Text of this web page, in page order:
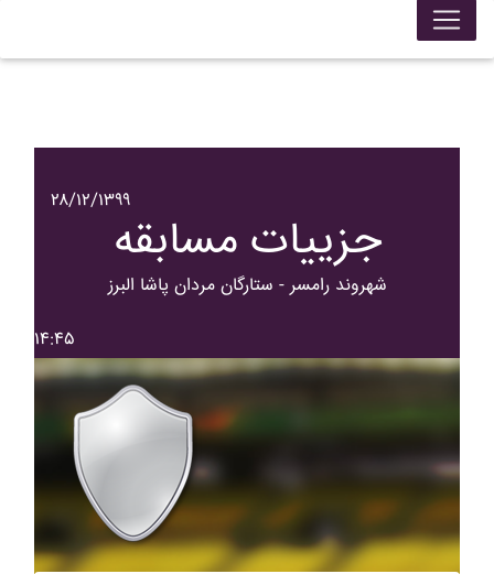
۲۸/۱۲/۱۳۹۹
جزییات مسابقه
شهروند رامسر - ستارگان مردان پاشا البرز
۱۴:۴۵